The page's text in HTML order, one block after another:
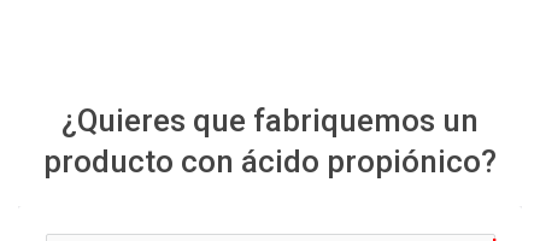
¿Quieres que fabriquemos un
producto con ácido propiónico?